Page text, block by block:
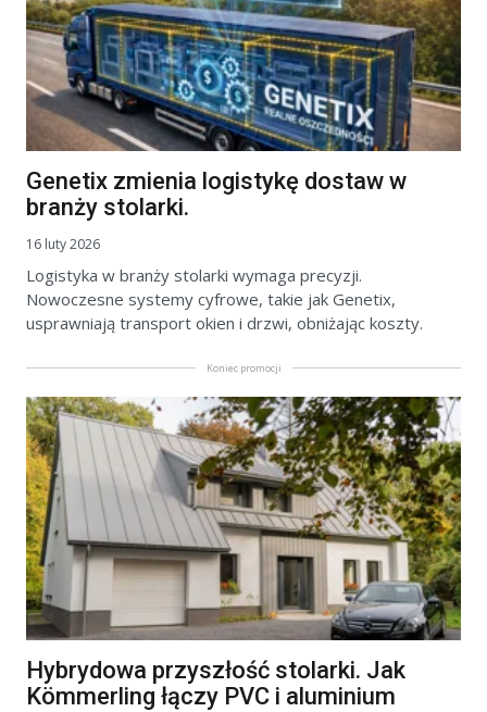
Genetix zmienia logistykę dostaw w
branży stolarki.
16 luty 2026
Logistyka w branży stolarki wymaga precyzji.
Nowoczesne systemy cyfrowe, takie jak Genetix,
usprawniają transport okien i drzwi, obniżając koszty.
Koniec promocji
Hybrydowa przyszłość stolarki. Jak
Kömmerling łączy PVC i aluminium